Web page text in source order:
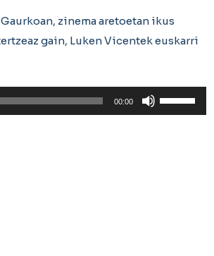
zinema aretoetan ikus
gain, Luken Vicentek euskarri
00:00
Erabili
gora/behera